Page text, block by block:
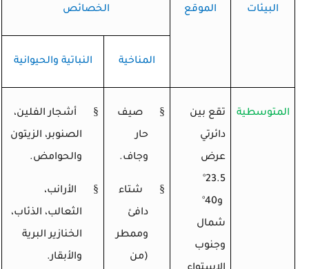
البيئات الموقع الخصائص
المناخية النباتية والحيوانية
المتوسطية
تقع بين
دائرتي
عرض
23.5
°
و40
°
شمال
وجنوب
§
صيف
حار
وجاف.
§
شتاء
دافئ
وممطر
(من
§
أشجار الفلين،
الصنوبر، الزيتون
والحوامض.
§
الأرانب،
الثعالب، الذئاب،
الخنازير البرية
والأبقار.